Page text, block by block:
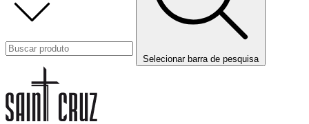
Selecionar barra de pesquisa